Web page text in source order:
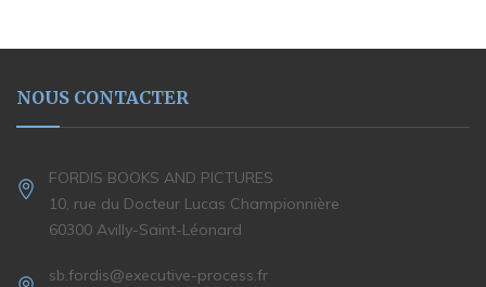
NOUS CONTACTER
FORDIS BOOKS AND PICTURES
10, rue du Docteur Lucas Championnière
60300 Avilly-Saint-Léonard
sb.fordis@executive-process.fr